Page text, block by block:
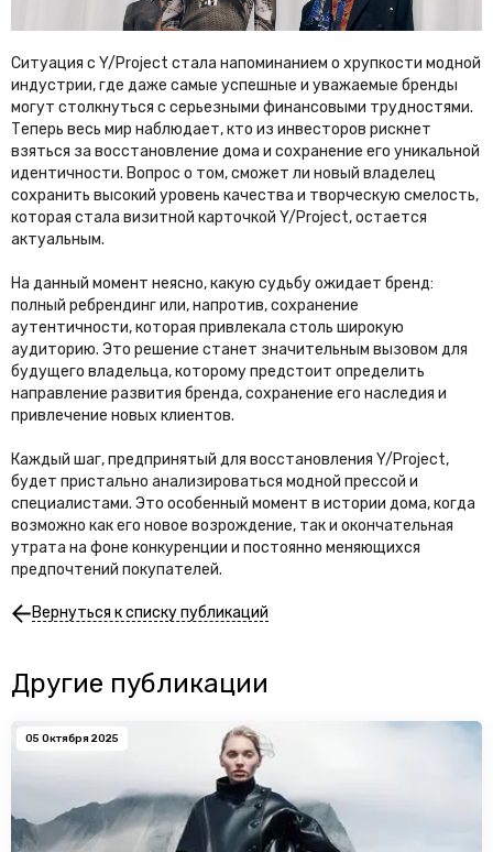
Ситуация с Y/Project стала напоминанием о хрупкости модной
индустрии, где даже самые успешные и уважаемые бренды
могут столкнуться с серьезными финансовыми трудностями.
Теперь весь мир наблюдает, кто из инвесторов рискнет
взяться за восстановление дома и сохранение его уникальной
идентичности. Вопрос о том, сможет ли новый владелец
сохранить высокий уровень качества и творческую смелость,
которая стала визитной карточкой Y/Project, остается
актуальным.
На данный момент неясно, какую судьбу ожидает бренд:
полный ребрендинг или, напротив, сохранение
аутентичности, которая привлекала столь широкую
аудиторию. Это решение станет значительным вызовом для
будущего владельца, которому предстоит определить
направление развития бренда, сохранение его наследия и
привлечение новых клиентов.
Каждый шаг, предпринятый для восстановления Y/Project,
будет пристально анализироваться модной прессой и
специалистами. Это особенный момент в истории дома, когда
возможно как его новое возрождение, так и окончательная
утрата на фоне конкуренции и постоянно меняющихся
предпочтений покупателей.
Вернуться к списку публикаций
Другие публикации
05 Октября 2025